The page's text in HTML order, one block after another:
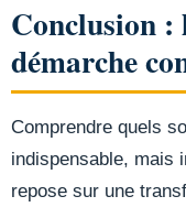
Conclusion :
démarche
Comprendre quels
indispensable, mais
repose sur une